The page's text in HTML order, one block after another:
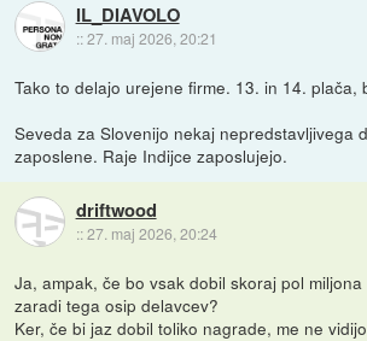
IL_DIAVOLO
::27. maj 2026, 20:21
Tako to delajo urejene firme. 13. in 14. plača,
Seveda za Slovenijo nekaj nepredstavljivega
zaposlene. Raje Indijce zaposlujejo.
driftwood
::27. maj 2026, 20:24
Ja, ampak, če bo vsak dobil skoraj pol
zaradi tega osip delavcev?
Ker, če bi jaz dobil toliko nagrade, me ne